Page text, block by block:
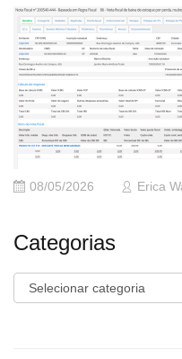
08/05/2026 Erica
Categorias
Categorias